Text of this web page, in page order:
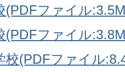
(PDFファイル
(PDFファイル
校(PDFファイル